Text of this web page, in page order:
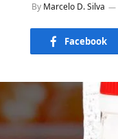
By Marcelo D. Silva
Facebook